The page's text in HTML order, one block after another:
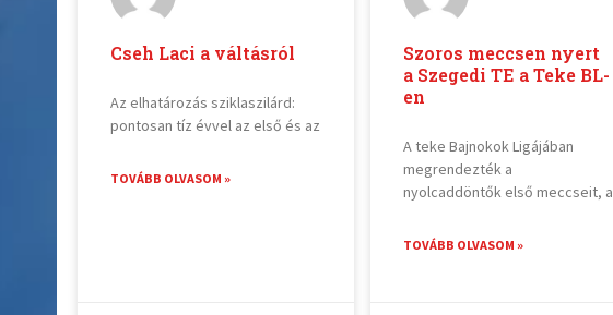
Cseh Laci a váltásról
Az elhatározás sziklaszilárd:
pontosan tíz évvel az első és az
TOVÁBB OLVASOM »
Szoros meccsen nyert
a Szegedi TE a Teke BL-
en
A teke Bajnokok Ligájában
megrendezték a
nyolcaddöntők első meccseit, a
TOVÁBB OLVASOM »